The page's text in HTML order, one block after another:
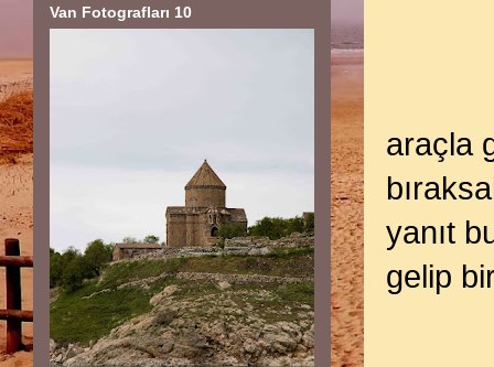
araçla
yanıt
gelip
Van Fotografları 10